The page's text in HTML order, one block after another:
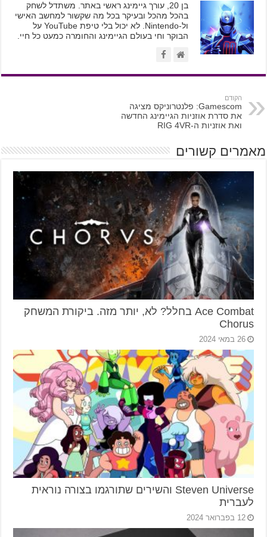
בן 20, עורך גיימינג ראשי באתר. משתדל לשחק
בהכל מהכל ובעיקר בכל מה שקשור למחשב האישי
ול-Nintendo. לא יכול בלי טיפת YouTube על
הבוקר וחי בעולם הגיימינג והחומרה כמעט כל חיי.
הקודם
Gamescom: פלנטרוניקס מציגה
את סדרת אוזניות הגיימינג החדשה
ואת אוזניות ה-RIG 4VR
מאמרים קשורים
Ace Combat בחלל? לא, יותר מזה. ביקורת המשחק
Chorus
26 במאי 2024
Steven Universe והשירים שתורגמו בצורה נוראית
לעברית
12 בפברואר 2024